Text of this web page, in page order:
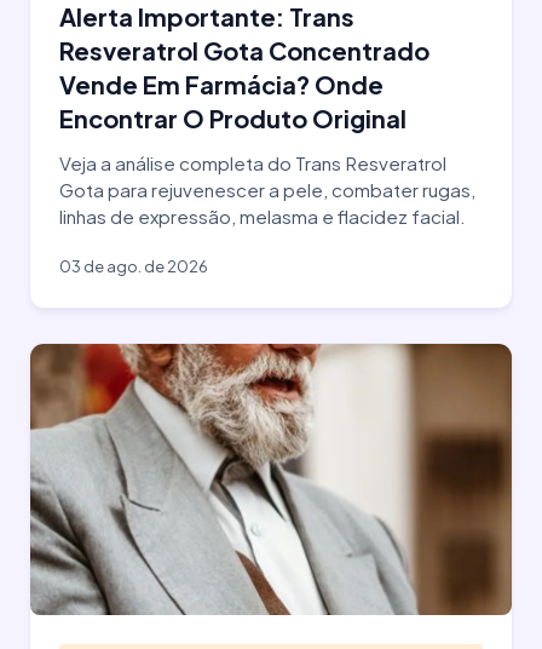
Alerta Importante: Trans
Resveratrol Gota Concentrado
Vende Em Farmácia? Onde
Encontrar O Produto Original
Veja a análise completa do Trans Resveratrol
Gota para rejuvenescer a pele, combater rugas,
linhas de expressão, melasma e flacidez facial.
03 de ago. de 2026